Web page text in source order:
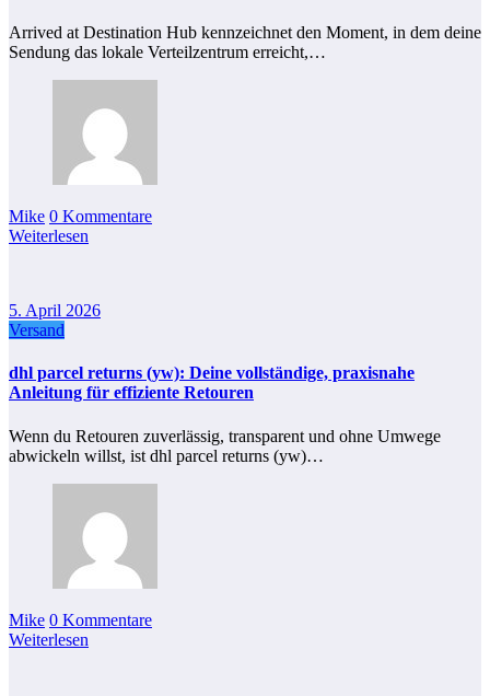
Arrived at Destination Hub kennzeichnet den Moment, in dem deine
Sendung das lokale Verteilzentrum erreicht,…
Mike 0 Kommentare
Weiterlesen
5. April 2026
Versand
dhl parcel returns (yw): Deine vollständige, praxisnahe
Anleitung für effiziente Retouren
Wenn du Retouren zuverlässig, transparent und ohne Umwege
abwickeln willst, ist dhl parcel returns (yw)…
Mike 0 Kommentare
Weiterlesen